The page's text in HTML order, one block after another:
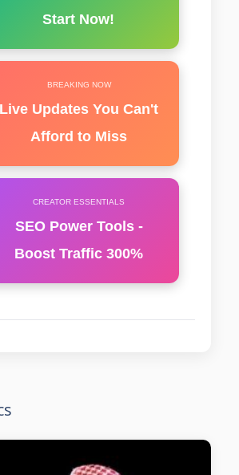
Start Now!
BREAKING NOW
Live Updates You Can't
Afford to Miss
CREATOR ESSENTIALS
SEO Power Tools -
Boost Traffic 300%